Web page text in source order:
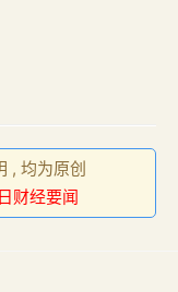
, 均为原创
财经要闻